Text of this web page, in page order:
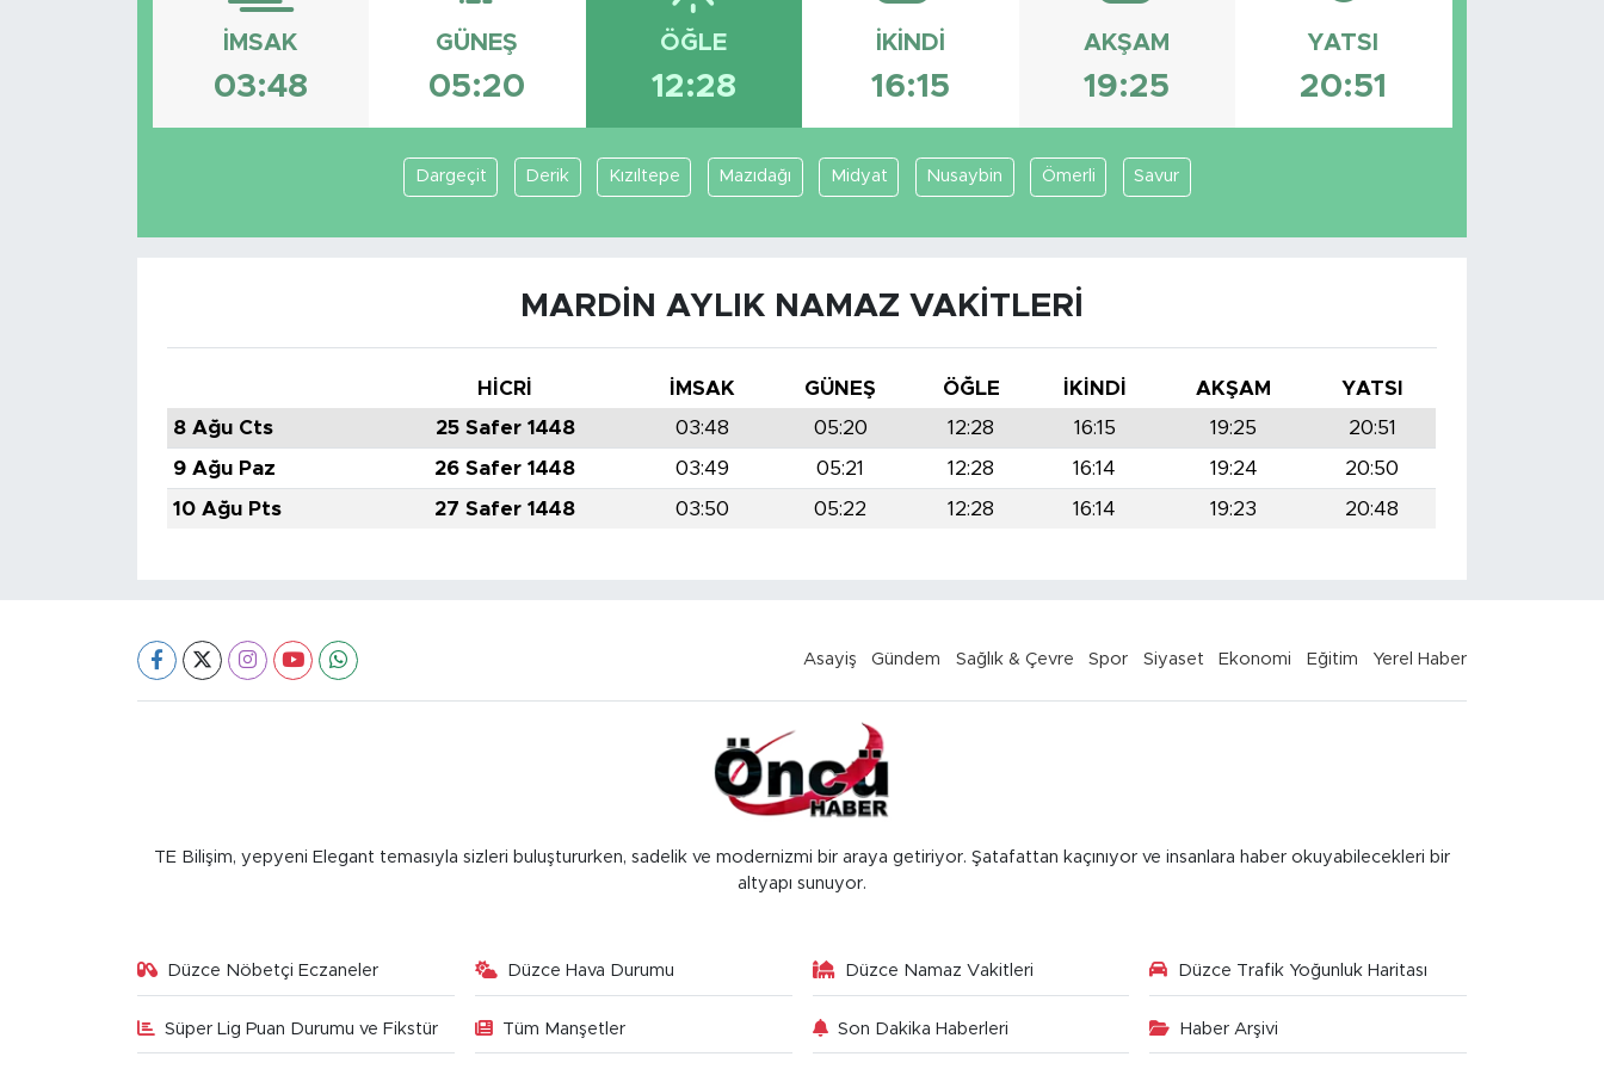
İMSAK
03:48
GÜNEŞ
05:20
ÖĞLE
12:28
İKINDI
16:15
AKŞAM
19:25
YATSI
20:51
Dargeçit Derik Kızıltepe Mazıdağı Midyat Nusaybin Ömerli Savur
MARDIN AYLIK NAMAZ VAKITLERI
HİCRİ İMSAK GÜNEŞ ÖĞLE İKINDI AKŞAM
YATSI
8 Ağu Cts
25 Safer 1448 03:48 05:20 12:28 16:15 19:25
20:51
9 Ağu Paz
26 Safer 1448 03:49 05:21 12:28 16:14 19:24
20:50
10 Ağu Pts
27 Safer 1448 03:50 05:22 12:28 16:14 19:23 20:48
Asayiş Gündem Sağlık & Çevre Spor Siyaset Ekonomi Eğitim Yerel Haber
TE Bilişim, yepyeni Elegant temasıyla sizleri buluştururken, sadelik ve modernizmi bir araya getiriyor. Şatafattan kaçınıyor ve insanlara haber okuyabilecekleri bir
altyapı sunuyor.
Düzce Nöbetçi Eczaneler Düzce Hava Durumu Düzce Namaz Vakitleri Düzce Trafik Yoğunluk Haritası
Süper Lig Puan Durumu ve Fikstür Tüm Manşetler Son Dakika Haberleri Haber Arşivi